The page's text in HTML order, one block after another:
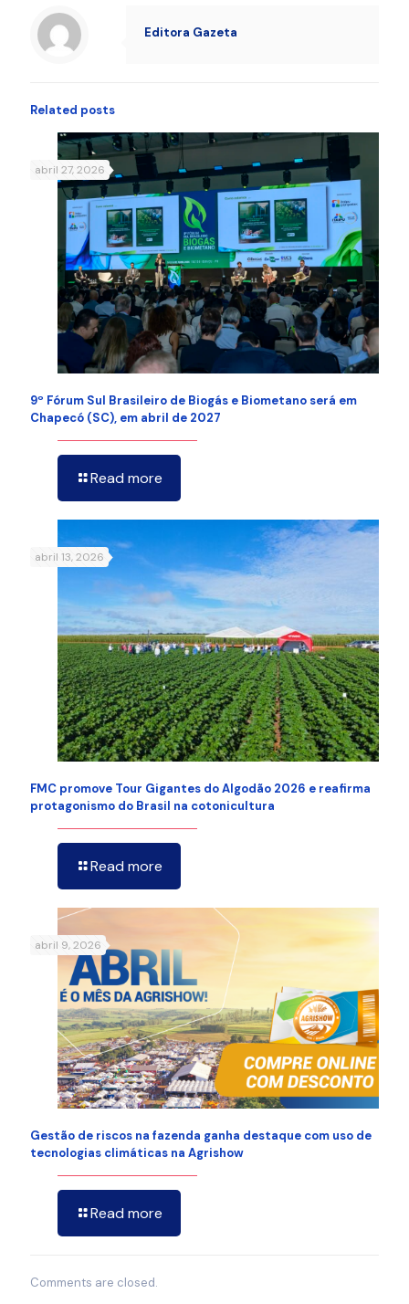
Editora Gazeta
Related posts
abril 27, 2026
9º Fórum Sul Brasileiro de Biogás e Biometano será em
Chapecó (SC), em abril de 2027
Read more
abril 13, 2026
FMC promove Tour Gigantes do Algodão 2026 e reafirma
protagonismo do Brasil na cotonicultura
Read more
abril 9, 2026
Gestão de riscos na fazenda ganha destaque com uso de
tecnologias climáticas na Agrishow
Read more
Comments are closed.